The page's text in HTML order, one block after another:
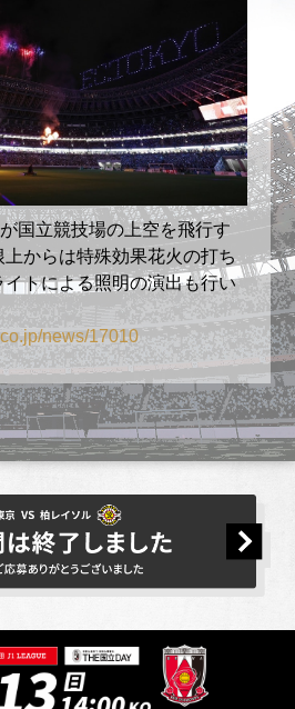
ります。
の方に譲渡できません。
および抽選結果に関するお
答えできません。
ャンペーン主催者である東
クラブ株式会社にも提供さ
す。
ペーンの当落案内について
ボールクラブ株式会社（FC
絡させていただきます。
らのメールを受信できる
設定をお願いします。
者
関するお問い合わせ先
お問い合わせ
国立競技場の上空を飛行す
上からは特殊効果花火の打ち
トによる照明の演出も行い
news/17010